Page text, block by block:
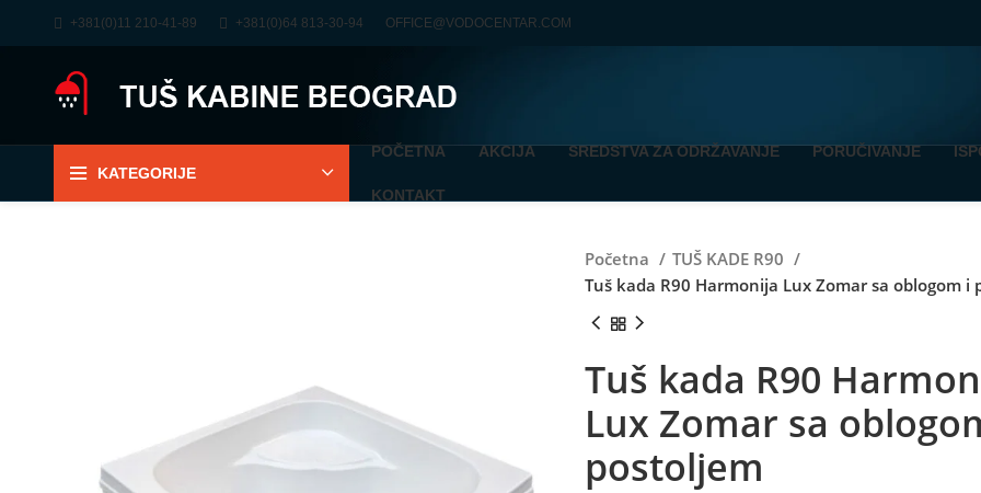
+381(0)11 210-41-89 +381(0)64 813-30-94 OFFICE@VODOCENTAR.COM
KATEGORIJE
POČETNA AKCIJA SREDSTVA ZA ODRŽAVANJE PORUČIVANJE
KONTAKT
Početna
TUŠ KADE R90
Tuš kada R90 Harmonija Lux Zomar sa oblogom i
Tuš kada R90
Lux Zomar sa
postoljem